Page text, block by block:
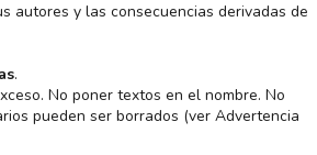
autores y las consecuencias derivadas de
.
No poner textos en el nombre. No
pueden ser borrados (ver Advertencia